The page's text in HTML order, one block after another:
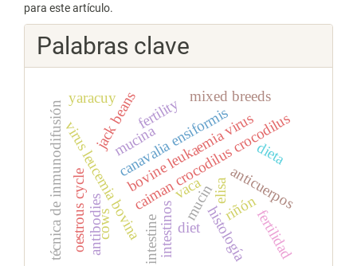
para este artículo.
Palabras clave
caiman crocodilus crocodilus
riñón
histología
virus leucemia bovina
técnica de inmunodifusión elisaanticuerpos
bovine leukaemia virus
antibodies
canavalia ensiformis
mucina
intestinos
dieta
jack beans
mucin
intestine diet fertilidad
vaca
fertility mixed breeds
cows
oestrous cycle
yaracuy